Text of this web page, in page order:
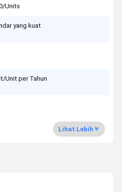
Units
yang kuat
Unit per Tahun
Lihat Lebih